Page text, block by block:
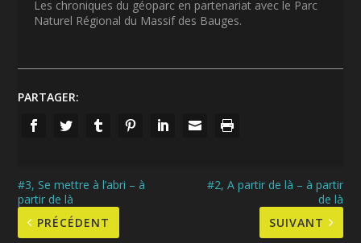
Les chroniques du géoparc en partenariat avec le Parc
Naturel Régional du Massif des Bauges.
PARTAGER:
#3, Se mettre à l’abri – à
partir de là
PRÉCÉDENT
#2, A partir de là – à partir
de là
SUIVANT